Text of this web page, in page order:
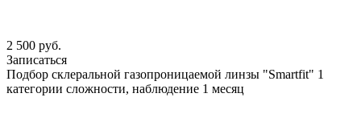
2 500 руб.
Записаться
Подбор склеральной газопроницаемой линзы "Smartfit" 1
категории сложности, наблюдение 1 месяц